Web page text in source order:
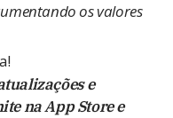
os valores
e
na App Store e